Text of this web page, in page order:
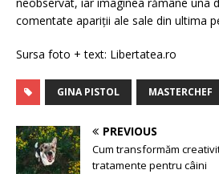
comentate apariții ale sale din ultima
Sursa foto + text: Libertatea.ro
GINA PISTOL MASTERCHEF
PREVIOUS
Cum transformăm
tratamente pentru câini